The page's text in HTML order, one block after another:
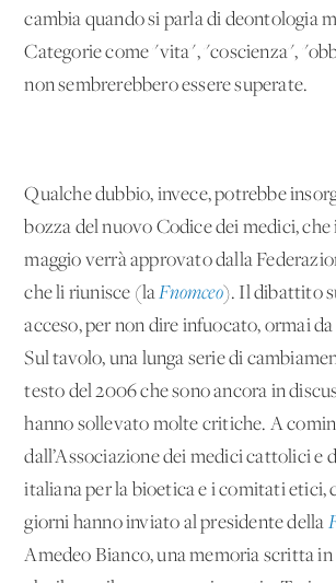
cambia quando si parla di deontologia
Categorie come "vita", "coscienza",
non sembrerebbero essere superate.
Qualche dubbio, invece, potrebbe
bozza del nuovo Codice dei medici,
maggio verrà approvato dalla
che li riunisce (laFnomceo). Il dibattito
acceso, per non dire infuocato, ormai
Sul tavolo, una lunga serie di
testo del 2006 che sono ancora in
hanno sollevato molte critiche. A
dall’Associazione dei medici cattolici e
italiana per la bioetica e i comitati etici,
giorni hanno inviato al presidente della
Amedeo Bianco, una memoria scritta